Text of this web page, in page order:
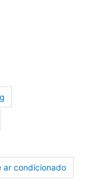
ar condicionado